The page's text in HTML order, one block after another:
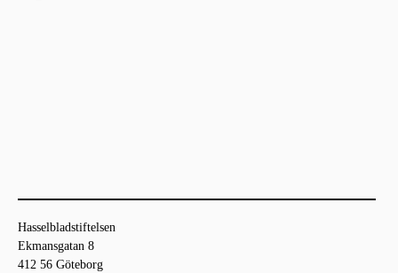
Hasselbladstiftelsen
Ekmansgatan 8
412 56 Göteborg